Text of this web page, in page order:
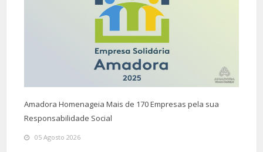
Amadora Homenageia Mais de 170 Empresas pela sua
Responsabilidade Social
05 Agosto 2026